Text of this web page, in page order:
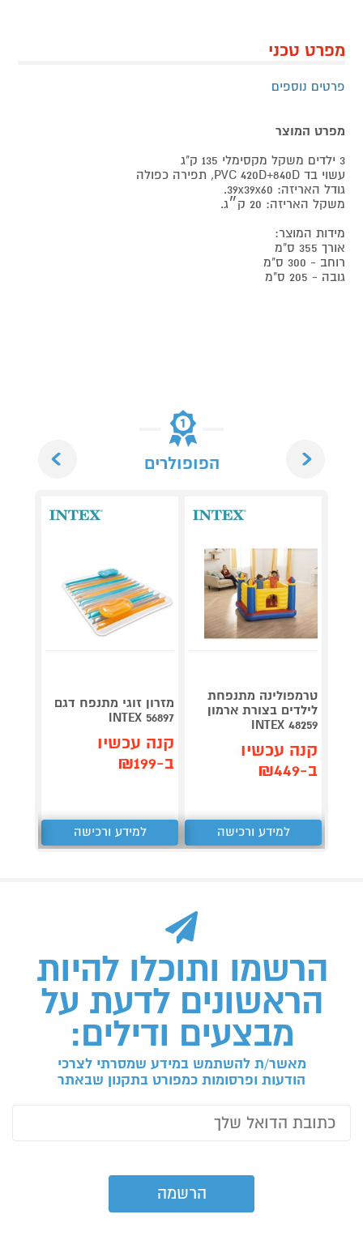
מפרט טכני
פרטים נוספים
מפרט המוצר
3 ילדים משקל מקסימלי 135 ק"ג
עשוי בד PVC 420D+840D, תפירה כפולה
גודל האריזה: 39x39x60.
משקל האריזה: 20 ק״ג.
מידות המוצר:
אורך 355 ס"מ
רוחב - 300 ס"מ
גובה - 205 ס"מ
הפופולרים
טרמפולינה מתנפחת
לילדים בצורת ארמון
INTEX 48259
קנה עכשיו
ב-₪449
למידע ורכישה
מזרון זוגי מתנפח דגם
INTEX 56897
קנה עכשיו
ב-₪199
למידע ורכישה
הרשמו ותוכלו להיות
הראשונים לדעת על
מבצעים ודילים:
מאשר/ת להשתמש במידע שמסרתי לצרכי
הודעות ופרסומות כמפורט בתקנון שבאתר